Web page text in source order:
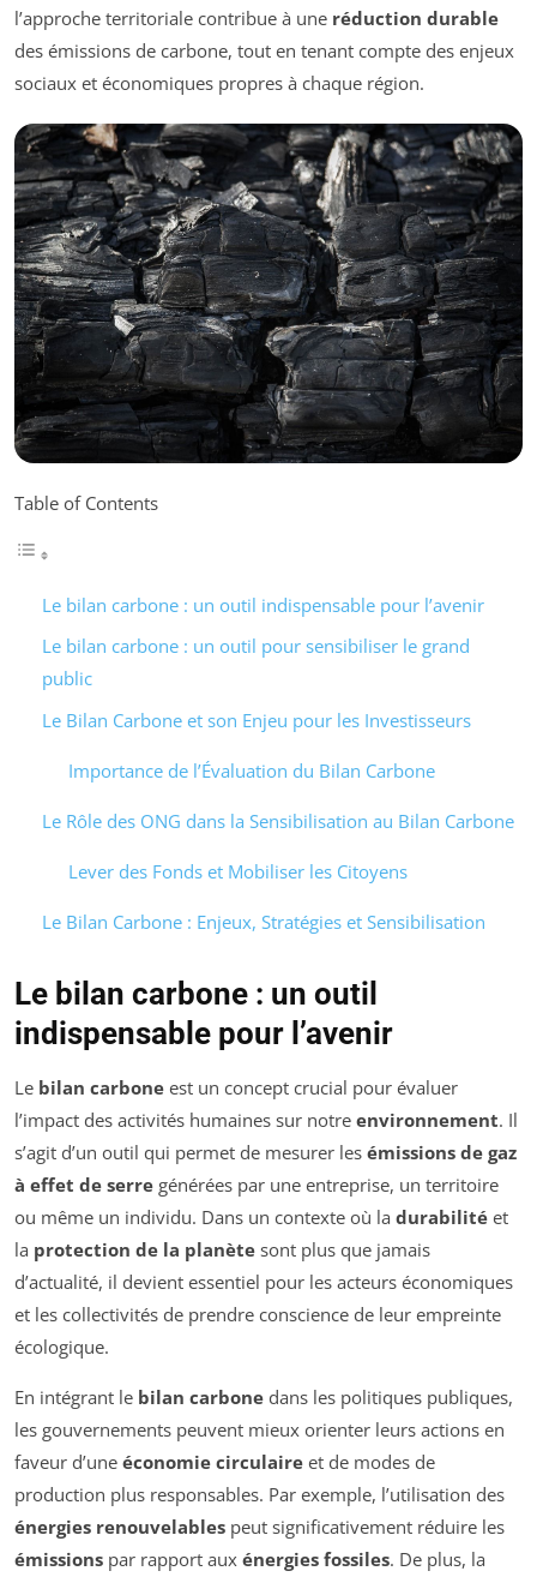
l’approche territoriale contribue à une réduction durable
des émissions de carbone, tout en tenant compte des enjeux
sociaux et économiques propres à chaque région.
Table of Contents
Le bilan carbone : un outil indispensable pour l’avenir
Le bilan carbone : un outil pour sensibiliser le grand
public
Le Bilan Carbone et son Enjeu pour les Investisseurs
Importance de l’Évaluation du Bilan Carbone
Le Rôle des ONG dans la Sensibilisation au Bilan Carbone
Lever des Fonds et Mobiliser les Citoyens
Le Bilan Carbone : Enjeux, Stratégies et Sensibilisation
Le bilan carbone : un outil
indispensable pour l’avenir
Le bilan carbone est un concept crucial pour évaluer
l’impact des activités humaines sur notre environnement. Il
s’agit d’un outil qui permet de mesurer les émissions de gaz
à effet de serre générées par une entreprise, un territoire
ou même un individu. Dans un contexte où la durabilité et
la protection de la planète sont plus que jamais
d’actualité, il devient essentiel pour les acteurs économiques
et les collectivités de prendre conscience de leur empreinte
écologique.
En intégrant le bilan carbone dans les politiques publiques,
les gouvernements peuvent mieux orienter leurs actions en
faveur d’une économie circulaire et de modes de
production plus responsables. Par exemple, l’utilisation des
énergies renouvelables peut significativement réduire les
émissions par rapport aux énergies fossiles. De plus, la